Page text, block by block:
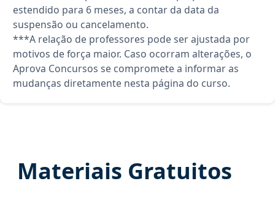
estendido para 6 meses, a contar da data da
suspensão ou cancelamento.
***A relação de professores pode ser ajustada por
motivos de força maior. Caso ocorram alterações, o
Aprova Concursos se compromete a informar as
mudanças diretamente nesta página do curso.
Materiais Gratuitos